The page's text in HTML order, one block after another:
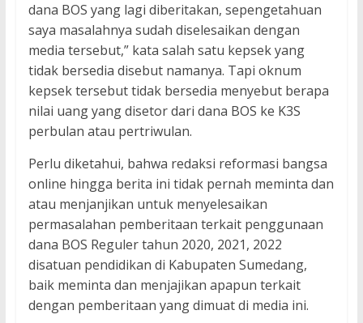
dana BOS yang lagi diberitakan, sepengetahuan
saya masalahnya sudah diselesaikan dengan
media tersebut,” kata salah satu kepsek yang
tidak bersedia disebut namanya. Tapi oknum
kepsek tersebut tidak bersedia menyebut berapa
nilai uang yang disetor dari dana BOS ke K3S
perbulan atau pertriwulan.
Perlu diketahui, bahwa redaksi reformasi bangsa
online hingga berita ini tidak pernah meminta dan
atau menjanjikan untuk menyelesaikan
permasalahan pemberitaan terkait penggunaan
dana BOS Reguler tahun 2020, 2021, 2022
disatuan pendidikan di Kabupaten Sumedang,
baik meminta dan menjajikan apapun terkait
dengan pemberitaan yang dimuat di media ini.